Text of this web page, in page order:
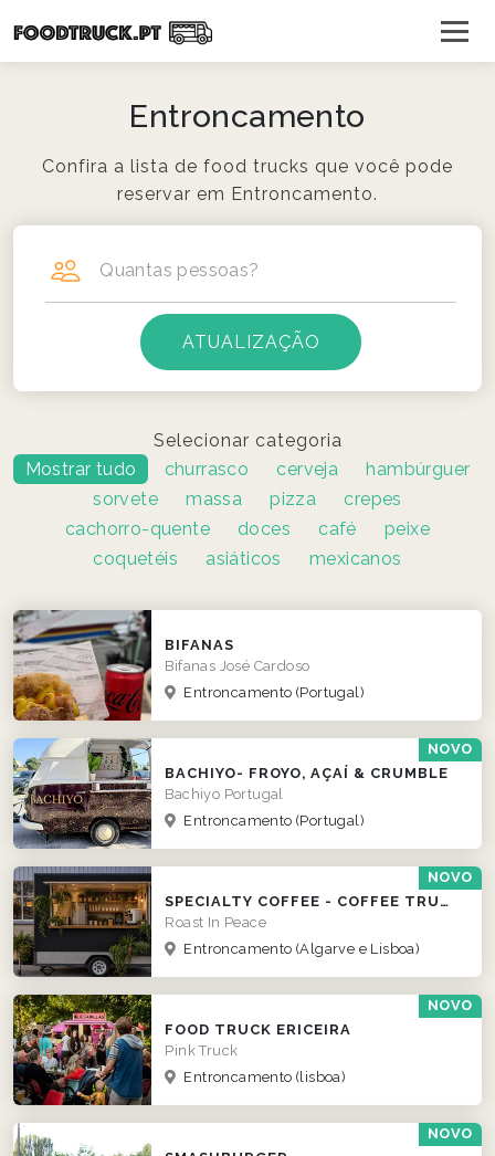
Entroncamento
Confira a lista de food trucks que você pode
reservar em Entroncamento.
Quantas pessoas?
Selecionar categoria
Mostrar tudo
churrasco cerveja
hambúrguer
sorvete
massa pizza
crepes
cachorro-quente
doces café
peixe
coquetéis
asiáticos mexicanos
BIFANAS
Bifanas José Cardoso
Entroncamento (Portugal)
NOVO
BACHIYO- FROYO, AÇAÍ & CRUMBLE
Bachiyo Portugal
Entroncamento (Portugal)
NOVO
SPECIALTY COFFEE - COFFEE TRUCK
Roast In Peace
Entroncamento (Algarve e Lisboa)
NOVO
FOOD TRUCK ERICEIRA
Pink Truck
Entroncamento (lisboa)
NOVO